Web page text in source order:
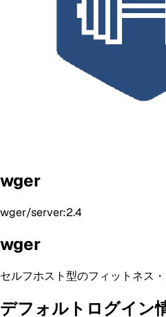
wger
wger/server:2.4
wger
セルフホスト型のフィットネス
デフォルトログイン